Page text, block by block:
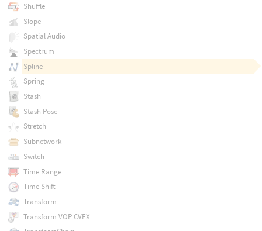
Shuffle
Slope
Spatial Audio
Spectrum
Spline
Spring
Stash
Stash Pose
Stretch
Subnetwork
Switch
Time Range
Time Shift
Transform
Transform VOP CVEX